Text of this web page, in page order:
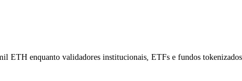
ETH enquanto validadores institucionais, ETFs e fundos